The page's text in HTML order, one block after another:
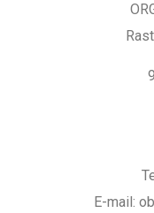
E-mail: